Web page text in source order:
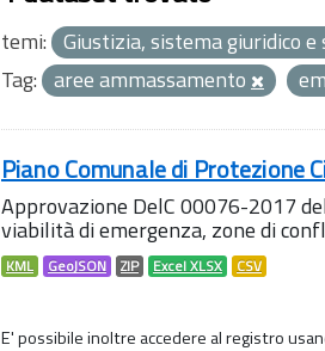
temi: Giustizia, sistema giuridico
Tag: aree ammassamento
Piano Comunale di Protezione
Approvazione DelC 00076-2017
viabilità di emergenza, zone di
KML GeoJSON ZIP Excel XLSX CSV
E' possibile inoltre accedere al registro